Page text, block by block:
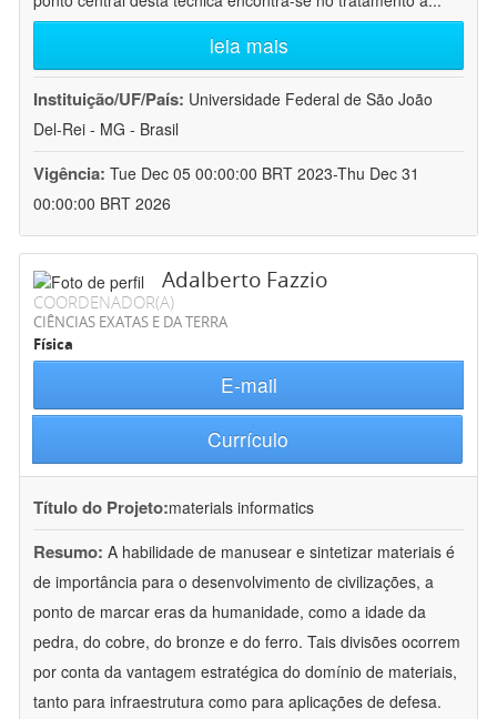
leia mais
Instituição/UF/País: Universidade Federal de São João
Del-Rei - MG - Brasil
Vigência: Tue Dec 05 00:00:00 BRT 2023-Thu Dec 31
00:00:00 BRT 2026
Adalberto Fazzio
COORDENADOR(A)
CIÊNCIAS EXATAS E DA TERRA
Física
E-mail
Currículo
Título do Projeto:materials informatics
Resumo: A habilidade de manusear e sintetizar materiais é
de importância para o desenvolvimento de civilizações, a
ponto de marcar eras da humanidade, como a idade da
pedra, do cobre, do bronze e do ferro. Tais divisões ocorrem
por conta da vantagem estratégica do domínio de materiais,
tanto para infraestrutura como para aplicações de defesa.